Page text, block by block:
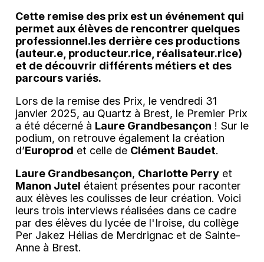
Cette remise des prix est un événement qui
permet aux élèves de rencontrer quelques
professionnel.les derrière ces productions
(auteur.e, producteur.rice, réalisateur.rice)
et de découvrir différents métiers et des
parcours variés.
Lors de la remise des Prix, le vendredi 31
janvier 2025, au Quartz à Brest, le Premier Prix
a été décerné à Laure Grandbesançon ! Sur le
podium, on retrouve également la création
d’Europrod et celle de Clément Baudet.
Laure Grandbesançon, Charlotte Perry et
Manon Jutel étaient présentes pour raconter
aux élèves les coulisses de leur création. Voici
leurs trois interviews réalisées dans ce cadre
par des élèves du lycée de l'Iroise, du collège
Per Jakez Hélias de Merdrignac et de Sainte-
Anne à Brest.